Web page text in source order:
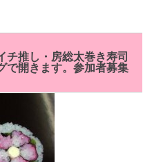
チ推し・房総太巻き寿司
で開きます。参加者募集